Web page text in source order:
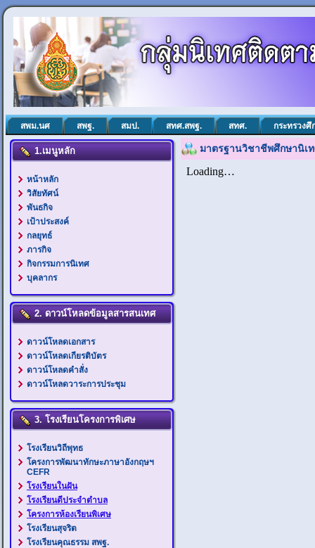
สพม.นศ สพฐ. สมป. สทศ.สพฐ. สทศ. กระทรวงศึ
1.เมนูหลัก
หน้าหลัก
วิสัยทัศน์
พันธกิจ
เป้าประสงค์
กลยุทธ์
ภารกิจ
กิจกรรมการนิเทศ
บุคลากร
2. ดาวน์โหลดข้อมูลสารสนเทศ
ดาวน์โหลดเอกสาร
ดาวน์โหลดเกียรติบัตร
ดาวน์โหลดคำสั่ง
ดาวน์โหลดวาระการประชุม
3. โรงเรียนโครงการพิเศษ
โรงเรียนวิถีพุทธ
โครงการพัฒนาทักษะภาษาอังกฤษฯ
CEFR
โรงเรียนในฝัน
โรงเรียนดีประจำตำบล
โครงการห้องเรียนพิเศษ
โรงเรียนสุจริต
โรงเรียนคุณธรรม สพฐ.
มาตรฐานวิชาชีพศึกษานิเ